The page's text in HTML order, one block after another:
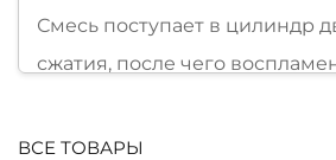
Смесь поступает в цилиндр
сжатия, после чего
двигателя) или
ВСЕ ТОВАРЫ